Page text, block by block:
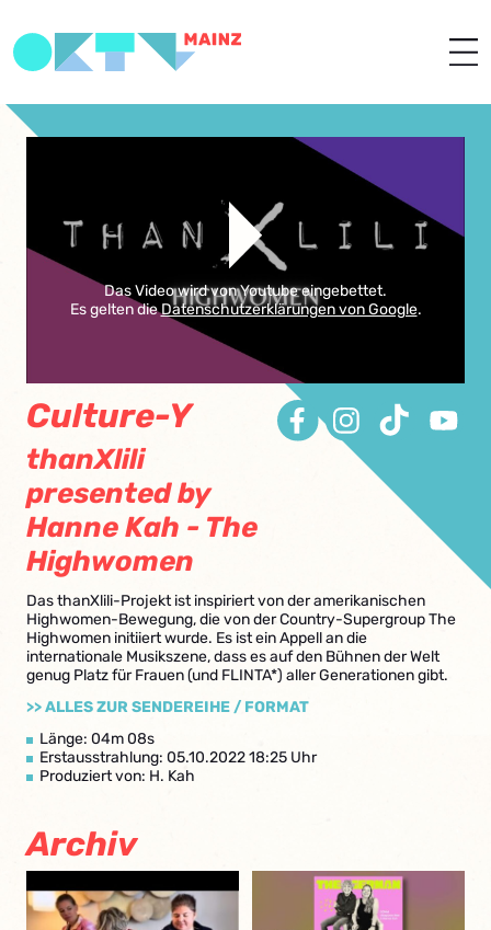
Das Video wird von Youtube eingebettet.
Es gelten dieDatenschutzerklärungen von Google.
Culture-Y
thanXlili
presented by
Hanne Kah - The
Highwomen
Das thanXlili-Projekt ist inspiriert von der amerikanischen
Highwomen-Bewegung, die von der Country-Supergroup The
Highwomen initiiert wurde. Es ist ein Appell an die
internationale Musikszene, dass es auf den Bühnen der Welt
genug Platz für Frauen (und FLINTA*) aller Generationen gibt.
>> ALLES ZUR SENDEREIHE / FORMAT
Länge: 04m 08s
Erstausstrahlung: 05.10.2022 18:25 Uhr
Produziert von: H. Kah
Archiv